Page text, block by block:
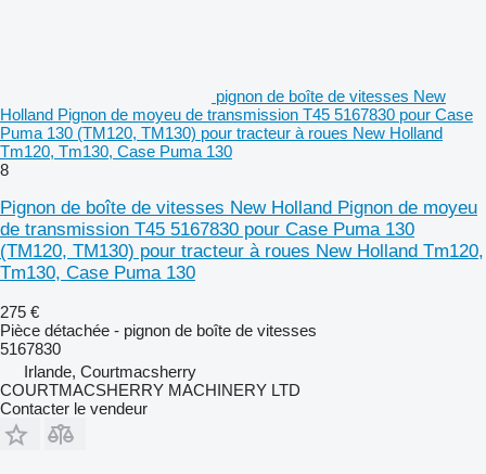
pignon de boîte de vitesses New
Holland Pignon de moyeu de transmission T45 5167830 pour Case
Puma 130 (TM120, TM130) pour tracteur à roues New Holland
Tm120, Tm130, Case Puma 130
8
Pignon de boîte de vitesses New Holland Pignon de moyeu
de transmission T45 5167830 pour Case Puma 130
(TM120, TM130) pour tracteur à roues New Holland Tm120,
Tm130, Case Puma 130
275 €
Pièce détachée - pignon de boîte de vitesses
5167830
Irlande, Courtmacsherry
COURTMACSHERRY MACHINERY LTD
Contacter le vendeur